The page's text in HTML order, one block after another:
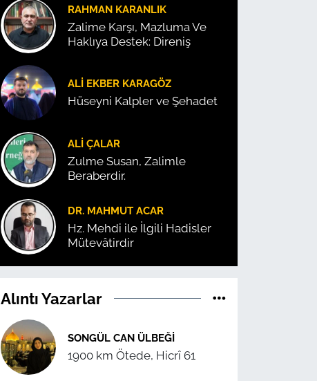
RAHMAN KARANLIK
Zalime Karşı, Mazluma Ve
Haklıya Destek: Direniş
ALI EKBER KARAGÖZ
Hüseyni Kalpler ve Şehadet
ALI ÇALAR
Zulme Susan, Zalimle
Beraberdir.
DR. MAHMUT ACAR
Hz. Mehdi ile İlgili Hadisler
Mütevâtirdir
Alıntı Yazarlar
SONGÜL CAN ÜLBEĞI
1900 km Ötede, Hicrî 61